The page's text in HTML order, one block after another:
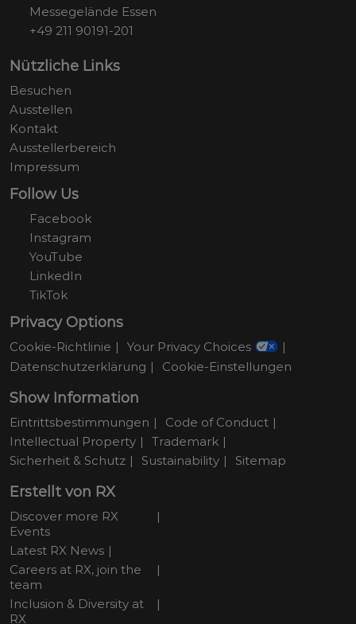
Messegelände Essen
+49 211 90191-201
Nützliche Links
Besuchen
Ausstellen
Kontakt
Ausstellerbereich
Impressum
Follow Us
Facebook
Instagram
YouTube
LinkedIn
TikTok
Privacy Options
Cookie-Richtlinie
Your Privacy Choices
Datenschutzerklärung
Cookie-Einstellungen
Show Information
Eintrittsbestimmungen
Code of Conduct
Intellectual Property
Trademark
Sicherheit & Schutz
Sustainability Sitemap
Erstellt von RX
Discover more RX
Events
Latest RX News
Careers at RX, join the
team
Inclusion & Diversity at
RX